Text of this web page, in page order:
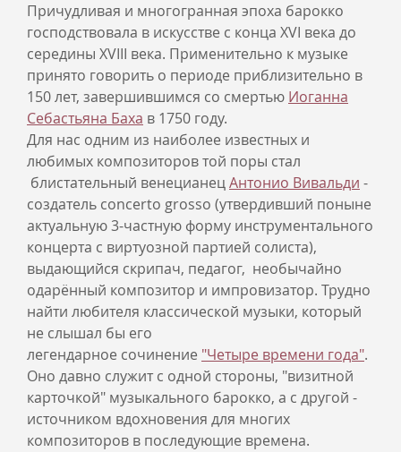
Причудливая и многогранная эпоха барокко
господствовала в искусстве с конца XVI века до
середины XVIII века. Применительно к музыке
принято говорить о периоде приблизительно в
150 лет, завершившимся со смертью Иоганна
Себастьяна Баха в 1750 году.
Для нас одним из наиболее известных и
любимых композиторов той поры стал
блистательный венецианецАнтонио Вивальди -
создатель concerto grosso (утвердивший поныне
актуальную 3-частную форму инструментального
концерта с виртуозной партией солиста),
выдающийся скрипач, педагог, необычайно
одарённый композитор и импровизатор. Трудно
найти любителя классической музыки, который
не слышал бы его
легендарное сочинение "Четыре времени года".
Оно давно служит с одной стороны, "визитной
карточкой" музыкального барокко, а с другой -
источником вдохновения для многих
композиторов в последующие времена.